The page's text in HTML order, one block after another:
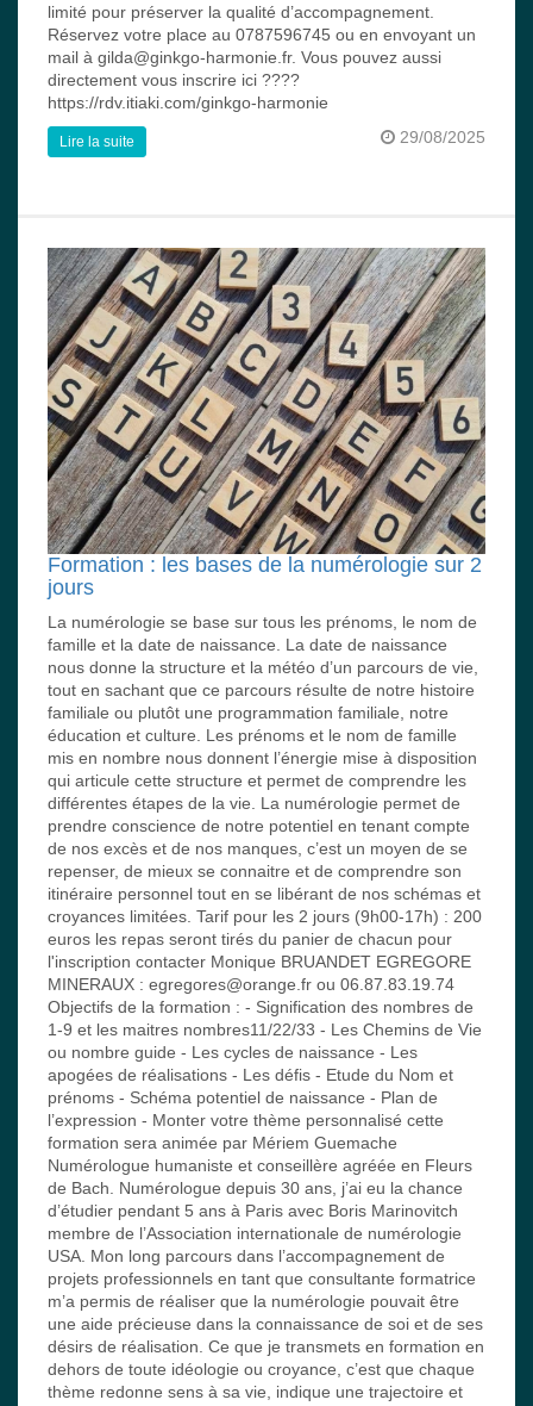
limité pour préserver la qualité d’accompagnement.
Réservez votre place au 0787596745 ou en envoyant un
mail à gilda@ginkgo-harmonie.fr. Vous pouvez aussi
directement vous inscrire ici ????
https://rdv.itiaki.com/ginkgo-harmonie
29/08/2025
Lire la suite
Formation : les bases de la numérologie sur 2
jours
La numérologie se base sur tous les prénoms, le nom de
famille et la date de naissance. La date de naissance
nous donne la structure et la météo d’un parcours de vie,
tout en sachant que ce parcours résulte de notre histoire
familiale ou plutôt une programmation familiale, notre
éducation et culture. Les prénoms et le nom de famille
mis en nombre nous donnent l’énergie mise à disposition
qui articule cette structure et permet de comprendre les
différentes étapes de la vie. La numérologie permet de
prendre conscience de notre potentiel en tenant compte
de nos excès et de nos manques, c’est un moyen de se
repenser, de mieux se connaitre et de comprendre son
itinéraire personnel tout en se libérant de nos schémas et
croyances limitées. Tarif pour les 2 jours (9h00-17h) : 200
euros les repas seront tirés du panier de chacun pour
l'inscription contacter Monique BRUANDET EGREGORE
MINERAUX : egregores@orange.fr ou 06.87.83.19.74
Objectifs de la formation : - Signification des nombres de
1-9 et les maitres nombres11/22/33 - Les Chemins de Vie
ou nombre guide - Les cycles de naissance - Les
apogées de réalisations - Les défis - Etude du Nom et
prénoms - Schéma potentiel de naissance - Plan de
l’expression - Monter votre thème personnalisé cette
formation sera animée par Mériem Guemache
Numérologue humaniste et conseillère agréée en Fleurs
de Bach. Numérologue depuis 30 ans, j’ai eu la chance
d’étudier pendant 5 ans à Paris avec Boris Marinovitch
membre de l’Association internationale de numérologie
USA. Mon long parcours dans l’accompagnement de
projets professionnels en tant que consultante formatrice
m’a permis de réaliser que la numérologie pouvait être
une aide précieuse dans la connaissance de soi et de ses
désirs de réalisation. Ce que je transmets en formation en
dehors de toute idéologie ou croyance, c’est que chaque
thème redonne sens à sa vie, indique une trajectoire et